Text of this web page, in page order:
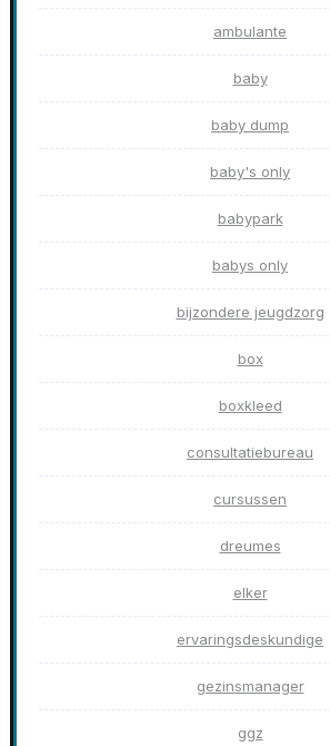
ambulante
baby
baby dump
baby's only
babypark
babys only
bijzondere jeugdzorg
box
boxkleed
consultatiebureau
cursussen
dreumes
elker
ervaringsdeskundige
gezinsmanager
ggz